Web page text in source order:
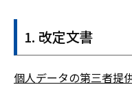
改定文書
個人データの第三者提